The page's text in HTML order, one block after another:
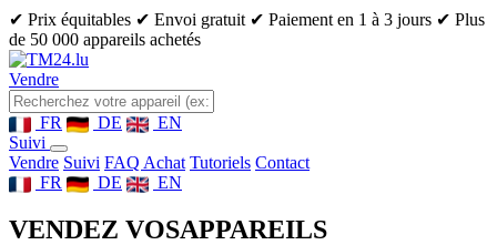
✔ Prix équitables ✔ Envoi gratuit ✔ Paiement en 1 à 3 jours ✔ Plus
de 50 000 appareils achetés
Vendre
FR DE
EN
Suivi
Vendre Suivi FAQ Achat Tutoriels Contact
FR
DE EN
VENDEZ VOSAPPAREILS